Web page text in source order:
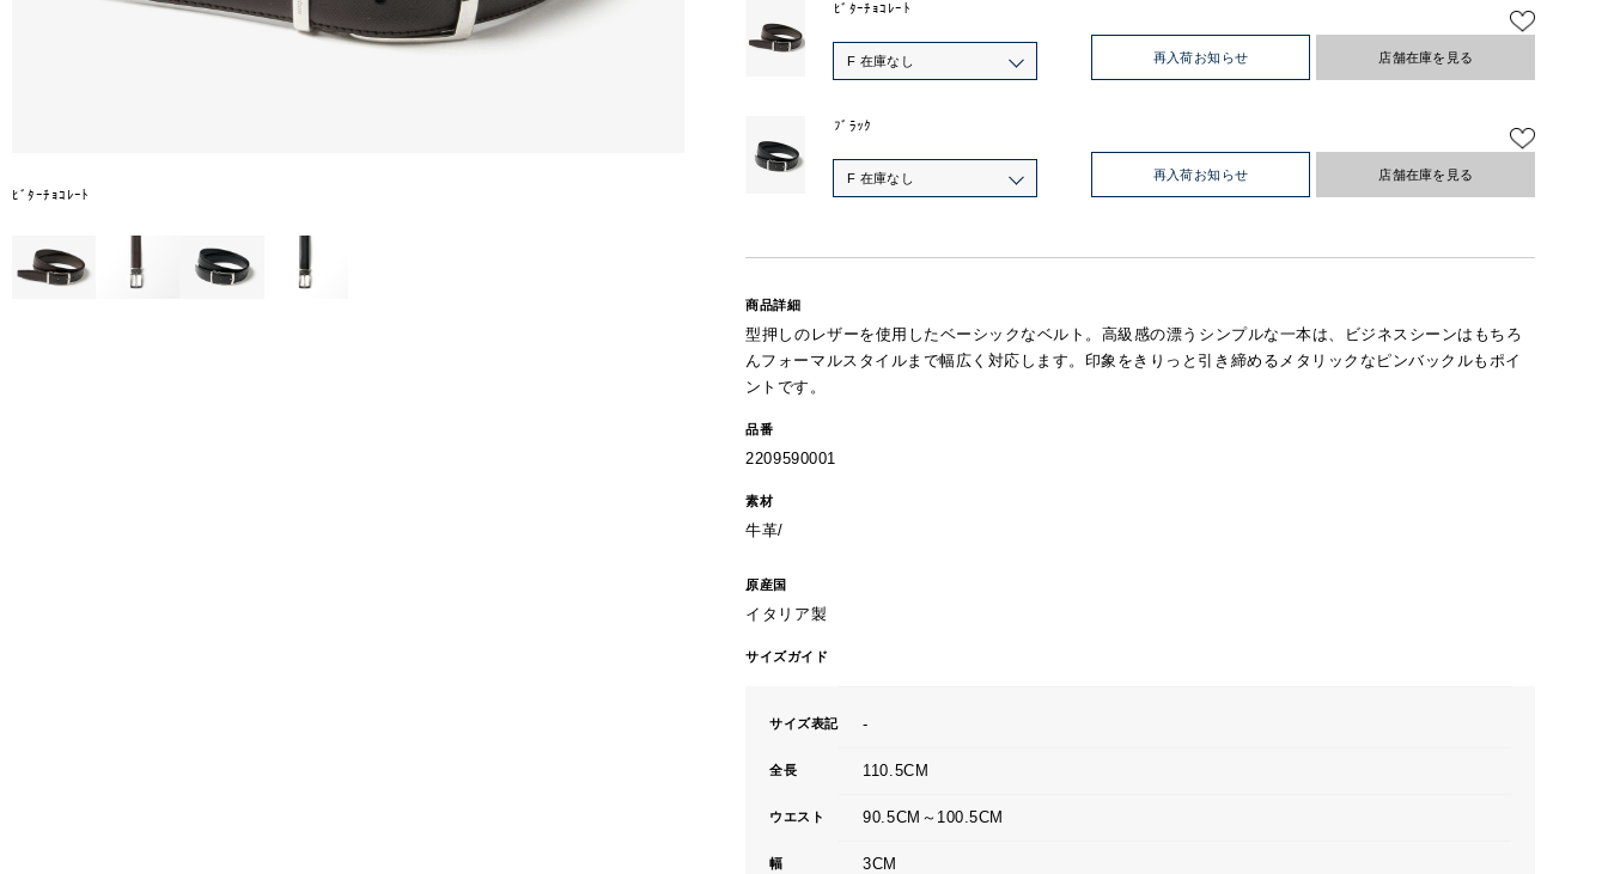
ﾋﾞﾀｰﾁｮｺﾚｰﾄ
ﾋﾞﾀｰﾁｮｺﾚｰﾄ
F 在庫なし 再入荷お知らせ 店舗在庫を見る
ﾌﾞﾗｯｸ
F 在庫なし 再入荷お知らせ 店舗在庫を見る
商品詳細
型押しのレザーを使用したベーシックなベルト。高級感の漂うシンプルな一本は、ビジネスシーンはもちろ
んフォーマルスタイルまで幅広く対応します。印象をきりっと引き締めるメタリックなピンバックルもポイ
ントです。
品番
2209590001
素材
牛革/
原産国
イタリア製
サイズガイド
サイズ表記 -
全長 110.5CM
ウエスト 90.5CM～100.5CM
幅 3CM